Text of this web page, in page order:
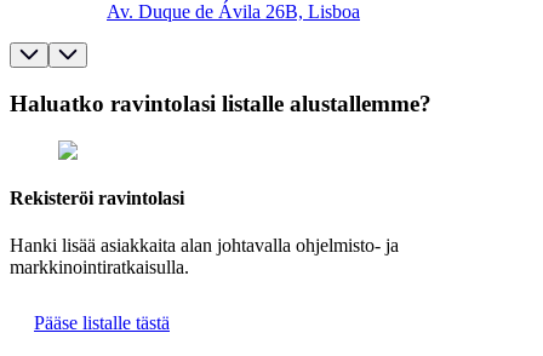
Av. Duque de Ávila 26B, Lisboa
Haluatko ravintolasi listalle alustallemme?
Rekisteröi ravintolasi
Hanki lisää asiakkaita alan johtavalla ohjelmisto- ja
markkinointiratkaisulla.
Pääse listalle tästä